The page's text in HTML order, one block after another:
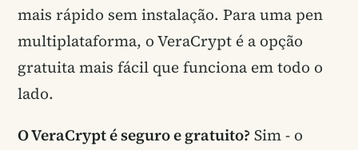
mais rápido sem instalação. Para uma pen
multiplataforma, o VeraCrypt é a opção
gratuita mais fácil que funciona em todo o
lado.
O VeraCrypt é seguro e gratuito? Sim - o